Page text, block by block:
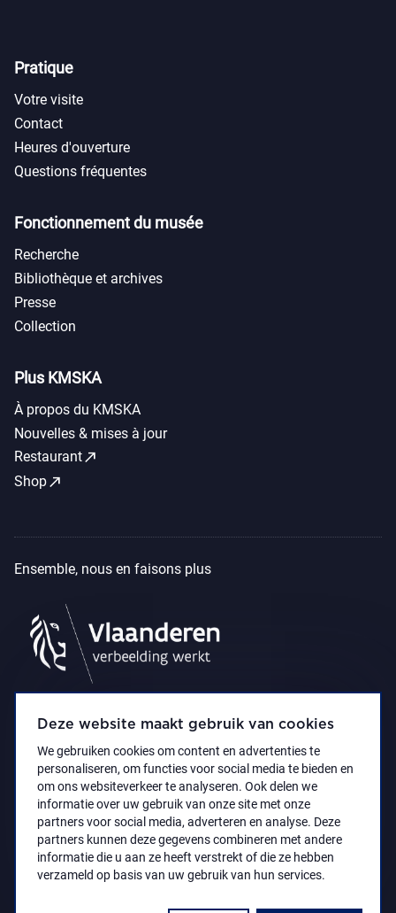
Deze website maakt gebruik van cookies
We gebruiken cookies om content en advertenties te
personaliseren, om functies voor social media te bieden en
om ons websiteverkeer te analyseren. Ook delen we
informatie over uw gebruik van onze site met onze
partners voor social media, adverteren en analyse. Deze
partners kunnen deze gegevens combineren met andere
informatie die u aan ze heeft verstrekt of die ze hebben
verzameld op basis van uw gebruik van hun services.
Pratique
Votre visite
Contact
Heures d'ouverture
Questions fréquentes
Fonctionnement du musée
Recherche
Bibliothèque et archives
Presse
Collection
Plus KMSKA
À propos du KMSKA
Nouvelles & mises à jour
Restaurantcall_made
Shopcall_made
Ensemble, nous en faisons plus
Déclaration d’accessibilitéPrivacy policy
© 2021 Koninklijk Museum voor Schone Kunsten